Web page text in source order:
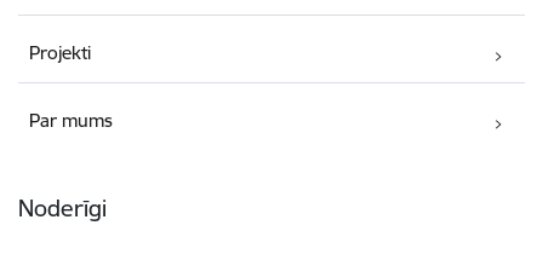
Projekti
Par mums
Noderīgi